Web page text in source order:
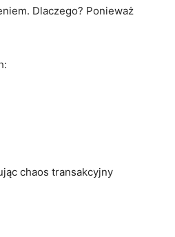
Dlaczego? Ponieważ
chaos transakcyjny